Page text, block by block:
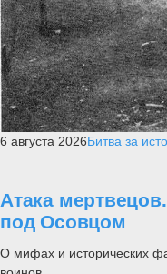
6 августа 2026Битва за
Атака
под Осовцом
О мифах и исторических